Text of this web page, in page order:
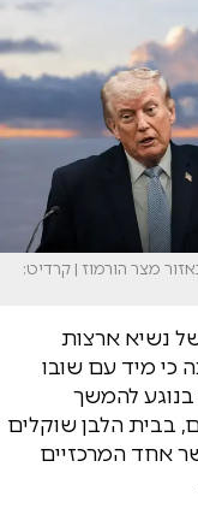
מצר הורמוז | קרדיט:
נשיא ארצות
כי מיד עם שובו
להמשך
בבית הלבן שוקלים
אחד המרכזיים